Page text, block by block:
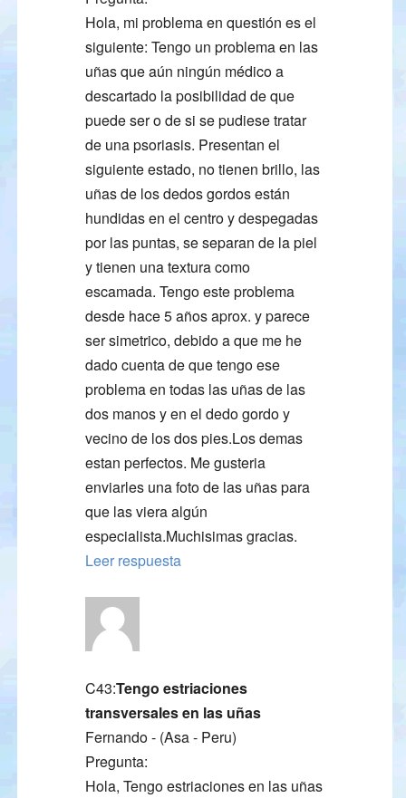
Hola, mi problema en questión es el
siguiente: Tengo un problema en las
uñas que aún ningún médico a
descartado la posibilidad de que
puede ser o de si se pudiese tratar
de una psoriasis. Presentan el
siguiente estado, no tienen brillo, las
uñas de los dedos gordos están
hundidas en el centro y despegadas
por las puntas, se separan de la piel
y tienen una textura como
escamada. Tengo este problema
desde hace 5 años aprox. y parece
ser simetrico, debido a que me he
dado cuenta de que tengo ese
problema en todas las uñas de las
dos manos y en el dedo gordo y
vecino de los dos pies.Los demas
estan perfectos. Me gusteria
enviarles una foto de las uñas para
que las viera algún
especialista.Muchisimas gracias.
Leer respuesta
C43:Tengo estriaciones
transversales en las uñas
Fernando - (Asa - Peru)
Pregunta:
Hola, Tengo estriaciones en las uñas